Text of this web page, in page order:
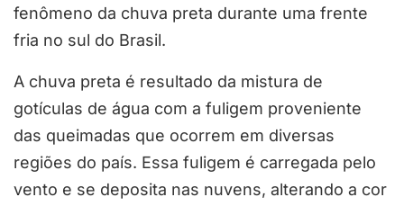
fenômeno da chuva preta durante uma frente
fria no sul do Brasil.
A chuva preta é resultado da mistura de
gotículas de água com a fuligem proveniente
das queimadas que ocorrem em diversas
regiões do país. Essa fuligem é carregada pelo
vento e se deposita nas nuvens, alterando a cor